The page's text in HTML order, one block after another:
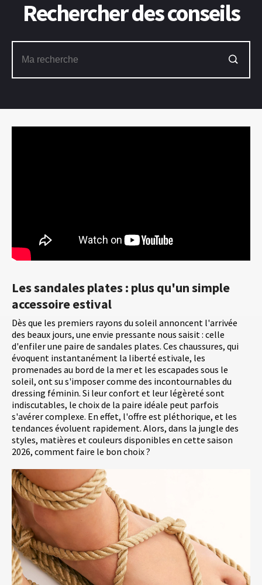
Les sandales plates : plus qu'un simple
accessoire estival
Dès que les premiers rayons du soleil annoncent l'arrivée
des beaux jours, une envie pressante nous saisit : celle
d'enfiler une paire de sandales plates. Ces chaussures, qui
évoquent instantanément la liberté estivale, les
promenades au bord de la mer et les escapades sous le
soleil, ont su s'imposer comme des incontournables du
dressing féminin. Si leur confort et leur légèreté sont
indiscutables, le choix de la paire idéale peut parfois
s'avérer complexe. En effet, l'offre est pléthorique, et les
tendances évoluent rapidement. Alors, dans la jungle des
styles, matières et couleurs disponibles en cette saison
2026, comment faire le bon choix ?
Rechercher des conseils